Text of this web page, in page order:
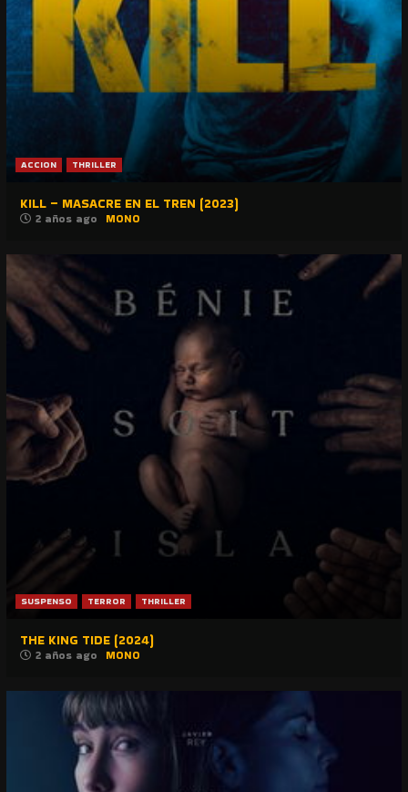
ACCION THRILLER
KILL – MASACRE EN EL TREN (2023)
2 años ago MONO
SUSPENSO TERROR THRILLER
THE KING TIDE (2024)
2 años ago MONO